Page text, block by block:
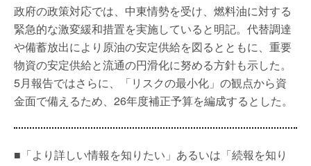
政府の政策対応では、中東情勢を受け、燃料油に対する
緊急的な激変緩和措置を実施していると明記。代替調達
や備蓄放出により原油の安定供給を図るとともに、重要
物資の安定供給と流通の円滑化に努める方針も示した。
5月報告ではさらに、「リスクの最小化」の観点から資
金面で備えるため、26年度補正予算を編成するとした。
■「より詳しい情報を知りたい」あるいは「続報を知り